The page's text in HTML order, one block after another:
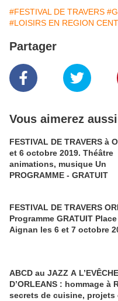
#FESTIVAL DE TRAVERS
#LOISIRS EN REGION
Partager
Vous aimerez aussi
FESTIVAL DE TRAVERS à
et 6 octobre 2019. Théâtre
animations, musique Un
PROGRAMME - GRATUIT
FESTIVAL DE TRAVERS
Programme GRATUIT
Aignan les 6 et 7 octobre
ABCD au JAZZ A L’EVÊCHE
D’ORLEANS : hommage à
secrets de cuisine, projets